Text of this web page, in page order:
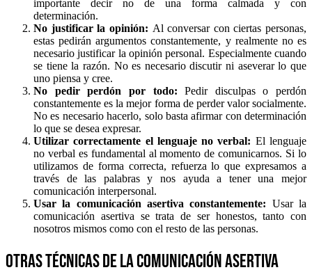
importante decir no de una forma calmada y con
determinación.
No justificar la opinión: Al conversar con ciertas personas,
estas pedirán argumentos constantemente, y realmente no es
necesario justificar la opinión personal. Especialmente cuando
se tiene la razón. No es necesario discutir ni aseverar lo que
uno piensa y cree.
No pedir perdón por todo:Pedir disculpas o perdón
constantemente es la mejor forma de perder valor socialmente.
No es necesario hacerlo, solo basta afirmar con determinación
lo que se desea expresar.
Utilizar correctamente el lenguaje no verbal: El lenguaje
no verbal es fundamental al momento de comunicarnos. Si lo
utilizamos de forma correcta, refuerza lo que expresamos a
través de las palabras y nos ayuda a tener una mejor
comunicación interpersonal.
Usar la comunicación asertiva constantemente: Usar la
comunicación asertiva se trata de ser honestos, tanto con
nosotros mismos como con el resto de las personas.
Otras técnicas de la comunicación asertiva